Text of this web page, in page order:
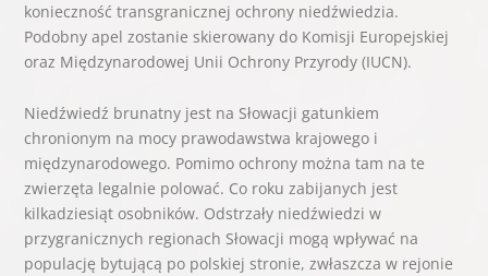
konieczność transgranicznej ochrony niedźwiedzia.
Podobny apel zostanie skierowany do Komisji Europejskiej
oraz Międzynarodowej Unii Ochrony Przyrody (IUCN).
Niedźwiedź brunatny jest na Słowacji gatunkiem
chronionym na mocy prawodawstwa krajowego i
międzynarodowego. Pomimo ochrony można tam na te
zwierzęta legalnie polować. Co roku zabijanych jest
kilkadziesiąt osobników. Odstrzały niedźwiedzi w
przygranicznych regionach Słowacji mogą wpływać na
populację bytującą po polskiej stronie, zwłaszcza w rejonie